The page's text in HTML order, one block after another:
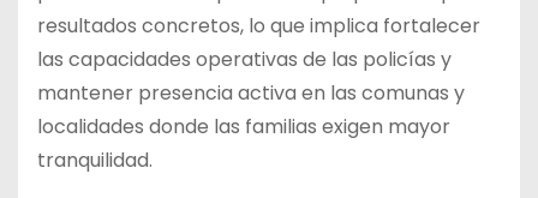
resultados concretos, lo que implica fortalecer
las capacidades operativas de las policías y
mantener presencia activa en las comunas y
localidades donde las familias exigen mayor
tranquilidad.